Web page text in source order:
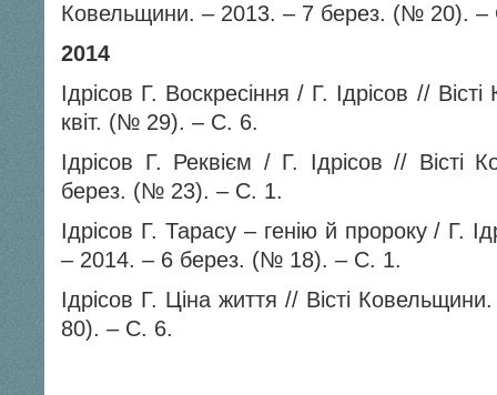
Ковельщини. – 2013. – 7 берез. (№ 20). –
2014
Ідрісов Г. Воскресіння / Г. Ідрісов //
квіт. (№ 29). – С. 6.
Ідрісов Г. Реквієм / Г. Ідрісов //
берез. (№ 23). – С. 1.
Ідрісов Г. Тарасу – генію й пророку / Г.
– 2014. – 6 берез. (№ 18). – С. 1.
Ідрісов Г. Ціна життя // Вісті
80). – С. 6.